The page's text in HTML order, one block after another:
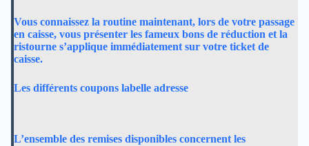
Vous connaissez la routine maintenant, lors de votre passage
en caisse, vous présenter les fameux bons de réduction et la
ristourne s’applique immédiatement sur votre ticket de
caisse.
Les différents coupons labelle adresse
L’ensemble des remises disponibles concernent les